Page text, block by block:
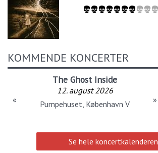
KOMMENDE KONCERTER
The Ghost Inside
12. august 2026
Pumpehuset, København V
« »
Se hele koncertkalenderen